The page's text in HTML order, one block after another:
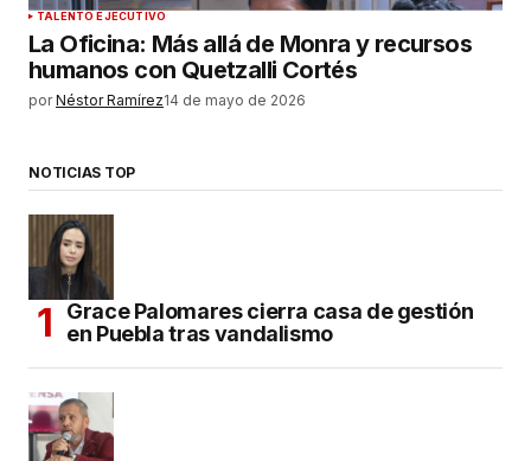
TALENTO EJECUTIVO
La Oficina: Más allá de Monra y recursos
humanos con Quetzalli Cortés
por Néstor Ramírez14 de mayo de 2026
NOTICIAS TOP
Grace Palomares cierra casa de gestión
en Puebla tras vandalismo